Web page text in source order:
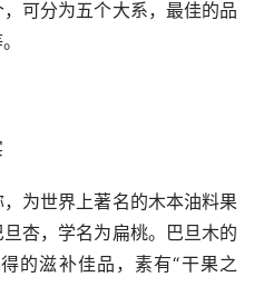
可分为五个大系，最佳的品
为世界上著名的木本油料果
杏，学名为扁桃。巴旦木的
的滋补佳品，素有“干果之